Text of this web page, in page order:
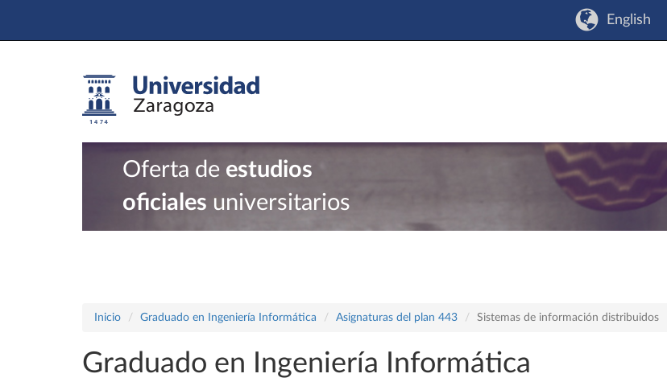
English
Oferta de estudios
oficiales universitarios
Inicio Graduado en Ingeniería Informática Asignaturas del plan 443 Sistemas de información distribuidos
Graduado en Ingeniería Informática